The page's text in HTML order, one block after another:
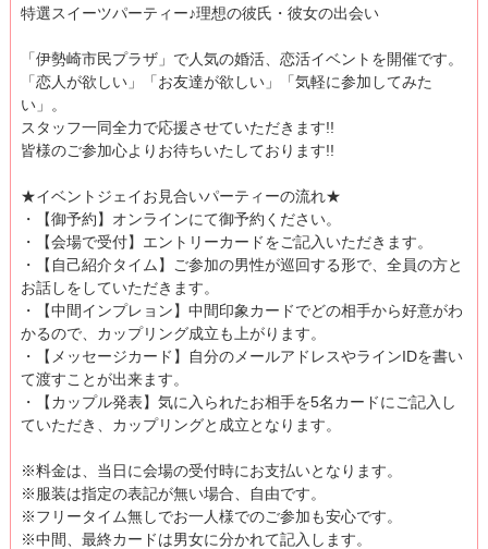
特選スイーツパーティー♪理想の彼氏・彼女の出会い
「伊勢崎市民プラザ」で人気の婚活、恋活イベントを開催です。
「恋人が欲しい」「お友達が欲しい」「気軽に参加してみた
い」。
スタッフ一同全力で応援させていただきます!!
皆様のご参加心よりお待ちいたしております!!
★イベントジェイお見合いパーティーの流れ★
・【御予約】オンラインにて御予約ください。
・【会場で受付】エントリーカードをご記入いただきます。
・【自己紹介タイム】ご参加の男性が巡回する形で、全員の方と
お話しをしていただきます。
・【中間インプレョン】中間印象カードでどの相手から好意がわ
かるので、カップリング成立も上がります。
・【メッセージカード】自分のメールアドレスやラインIDを書い
て渡すことが出来ます。
・【カップル発表】気に入られたお相手を5名カードにご記入し
ていただき、カップリングと成立となります。
※料金は、当日に会場の受付時にお支払いとなります。
※服装は指定の表記が無い場合、自由です。
※フリータイム無しでお一人様でのご参加も安心です。
※中間、最終カードは男女に分かれて記入します。